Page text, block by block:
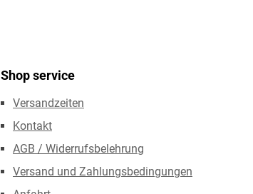
Shop service
Versandzeiten
Kontakt
AGB / Widerrufsbelehrung
Versand und Zahlungsbedingungen